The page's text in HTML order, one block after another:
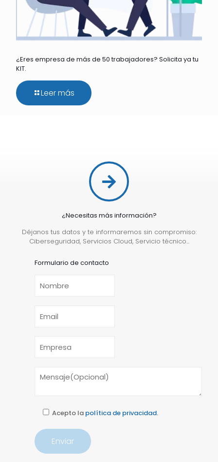
¿Eres empresa de más de 50 trabajadores? Solicita ya tu
KIT.
Leer más
¿Necesitas más información?
Déjanos tus datos y te informaremos sin compromiso:
Ciberseguridad, Servicios Cloud, Servicio técnico...
Formulario de contacto
Acepto la política de privacidad.